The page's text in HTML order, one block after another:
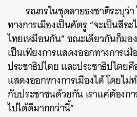
รณกรในชุดลายธงชาติระบุว่
ทางการเมืองเป็นศัตรู “จะเป็นสีอ
ไทยเหมือนกัน” ขณะเดียวกันก็มอ
เป็นเพียงการแสดงออกทางการเมื
ประชาธิปไตย และประชาธิปไตยคื
แสดงออกทางการเมืองได้ โดยไ
กับประชาชนด้วยกัน เราแค่ต้องกา
ไปได้ดีมากกว่านี้”